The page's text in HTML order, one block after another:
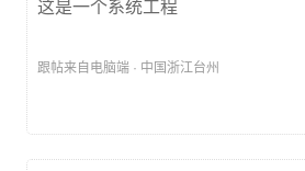
这是一个系统工程
跟帖来自电脑端 · 中国浙江台州